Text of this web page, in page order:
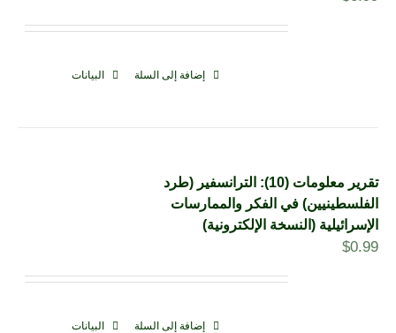
إضافة إلى السلة البيانات
تقرير معلومات (10): الترانسفير (طرد
الفلسطينيين) في الفكر والممارسات
الإسرائيلية (النسخة الإلكترونية)
$0.99
إضافة إلى السلة البيانات